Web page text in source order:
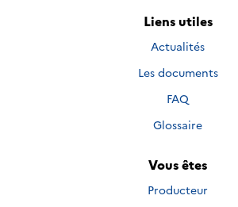
Liens utiles
Actualités
Les documents
FAQ
Glossaire
Vous êtes
Producteur